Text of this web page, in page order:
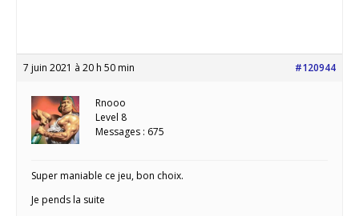
7 juin 2021 à 20 h 50 min #120944
Rnooo
Level 8
Messages : 675
Super maniable ce jeu, bon choix.
Je pends la suite